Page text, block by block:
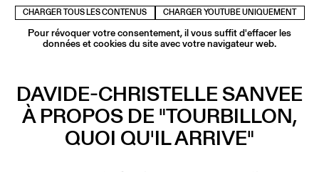
CHARGER TOUS LES CONTENUS CHARGER YOUTUBE UNIQUEMENT
Pour révoquer votre consentement, il vous suffit d'effacer les
données et cookies du site avec votre navigateur web.
DAVIDE-CHRISTELLE SANVEE
À PROPOS DE "TOURBILLON,
QUOI QU'IL ARRIVE"